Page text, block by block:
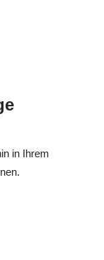
in Ihrem